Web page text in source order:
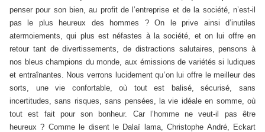
penser pour son bien, au profit de l’entreprise et de la société, n’est-il
pas le plus heureux des hommes ? On le prive ainsi d’inutiles
atermoiements, qui plus est néfastes à la société, et on lui offre en
retour tant de divertissements, de distractions salutaires, pensons à
nos bleus champions du monde, aux émissions de variétés si ludiques
et entraînantes. Nous verrons lucidement qu’on lui offre le meilleur des
sorts, une vie confortable, où tout est balisé, sécurisé, sans
incertitudes, sans risques, sans pensées, la vie idéale en somme, où
tout est fait pour son bonheur. Car l’homme ne veut-il pas être
heureux ? Comme le disent le Dalaï lama, Christophe André, Eckart